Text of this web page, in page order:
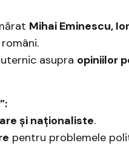
Mihai Eminescu,
asupra opiniilor
și naționaliste.
pentru problemele